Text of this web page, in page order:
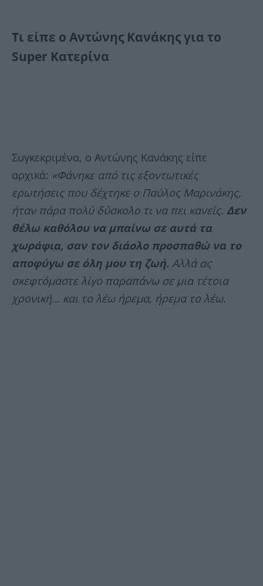
Τι είπε ο Αντώνης Κανάκης για το
Super Κατερίνα
Συγκεκριμένα, ο Αντώνης Κανάκης είπε
αρχικά: «Φάνηκε από τις εξοντωτικές
ερωτήσεις που δέχτηκε ο Παύλος Μαρινάκης,
ήταν πάρα πολύ δύσκολο τι να πει κανείς. Δεν
θέλω καθόλου να μπαίνω σε αυτά τα
χωράφια, σαν τον διάολο προσπαθώ να το
αποφύγω σε όλη μου τη ζωή. Αλλά ας
σκεφτόμαστε λίγο παραπάνω σε μια τέτοια
χρονική… και το λέω ήρεμα, ήρεμα το λέω.